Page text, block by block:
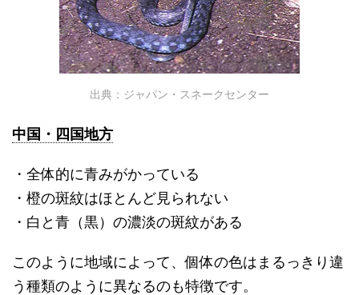
出典：ジャパン・スネークセンター
中国・四国地方
・全体的に青みがかっている
・橙の斑紋はほとんど見られない
・白と青（黒）の濃淡の斑紋がある
このように地域によって、個体の色はまるっきり違
う種類のように異なるのも特徴です。